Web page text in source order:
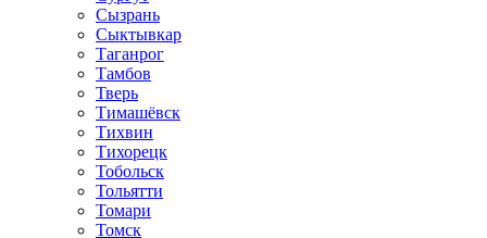
Сызрань
Сыктывкар
Таганрог
Тамбов
Тверь
Тимашёвск
Тихвин
Тихорецк
Тобольск
Тольятти
Томари
Томск